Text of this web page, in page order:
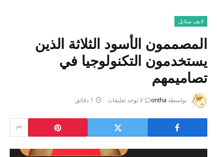
لايف ستايل
المصممون الأسود الثلاثة الذين
يستخدمون التكنولوجيا في
تصاميمهم
بواسطة ontha لا توجد تعليقات 1 دقائق